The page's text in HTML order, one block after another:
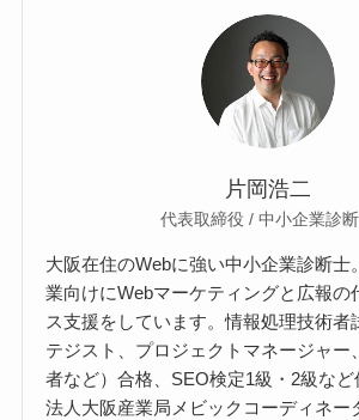
片岡浩二
代表取締役 / 中小企業診
大阪在住のWebに強い中小企業診断士
業向けにWebマーケティングと広報の
ス支援をしています。情報処理技術者
テジスト、プロジェクトマネージャー
者など）合格、SEO検定1級・2級な
法人大阪産業局メビックコーディネー